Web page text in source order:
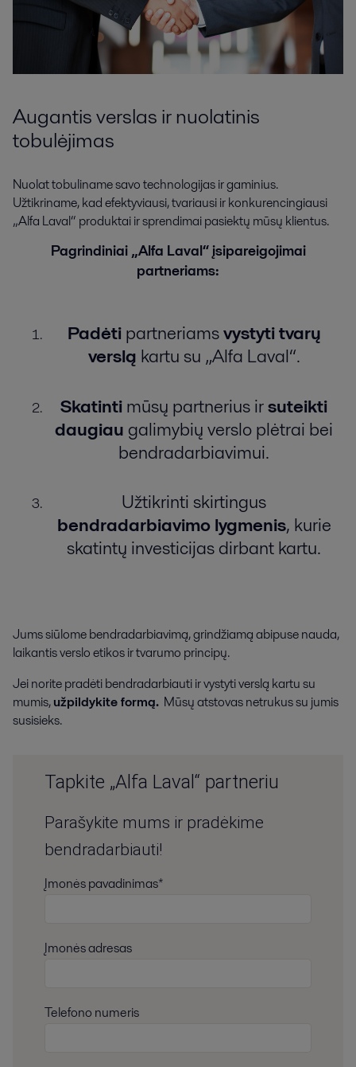
Augantis verslas ir nuolatinis
tobulėjimas
Nuolat tobuliname savo technologijas ir gaminius.
Užtikriname, kad efektyviausi, tvariausi ir konkurencingiausi
„Alfa Laval“ produktai ir sprendimai pasiektų mūsų klientus.
Pagrindiniai „Alfa Laval“ įsipareigojimai
partneriams:
Padėtipartneriamsvystyti tvarų
verslą kartu su „Alfa Laval“.
Skatintimūsų partnerius irsuteikti
daugiau galimybių verslo plėtrai bei
bendradarbiavimui.
Užtikrinti skirtingus
bendradarbiavimo lygmenis, kurie
skatintų investicijas dirbant kartu.
Jums siūlome bendradarbiavimą, grindžiamą abipuse nauda,
laikantis verslo etikos ir tvarumo principų.
Jei norite pradėti bendradarbiauti ir vystyti verslą kartu su
mumis,užpildykite formą. Mūsų atstovas netrukus su jumis
susisieks.
Tapkite „Alfa Laval“ partneriu
Parašykite mums ir pradėkime
bendradarbiauti!
Įmonės pavadinimas*
Įmonės adresas
Telefono numeris